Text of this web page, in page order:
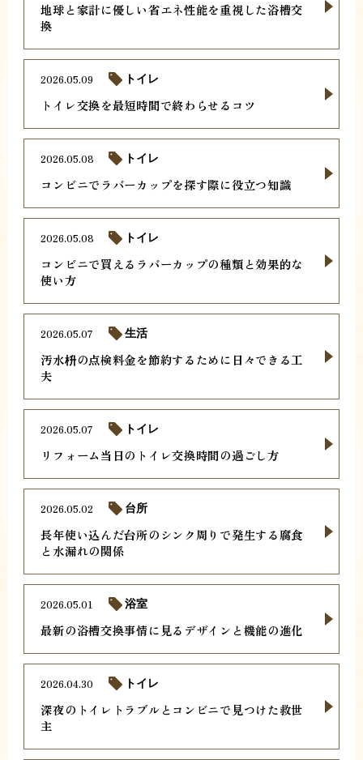
地球と家計に優しい省エネ性能を重視した浴槽交
換
トイレ交換を最短時間で終わらせるコツ
2026.05.09 トイレ
コンビニでラバーカップを探す際に役立つ知識
2026.05.08 トイレ
コンビニで買えるラバーカップの種類と効果的な
使い方
2026.05.08 トイレ
汚水枡の点検料金を節約するために日々できる工
夫
2026.05.07 生活
リフォーム当日のトイレ交換時間の過ごし方
2026.05.07 トイレ
長年使い込んだ台所のシンク周りで発生する腐食
と水漏れの関係
2026.05.02 台所
最新の浴槽交換事情に見るデザインと機能の進化
2026.05.01 浴室
深夜のトイレトラブルとコンビニで見つけた救世
主
2026.04.30 トイレ